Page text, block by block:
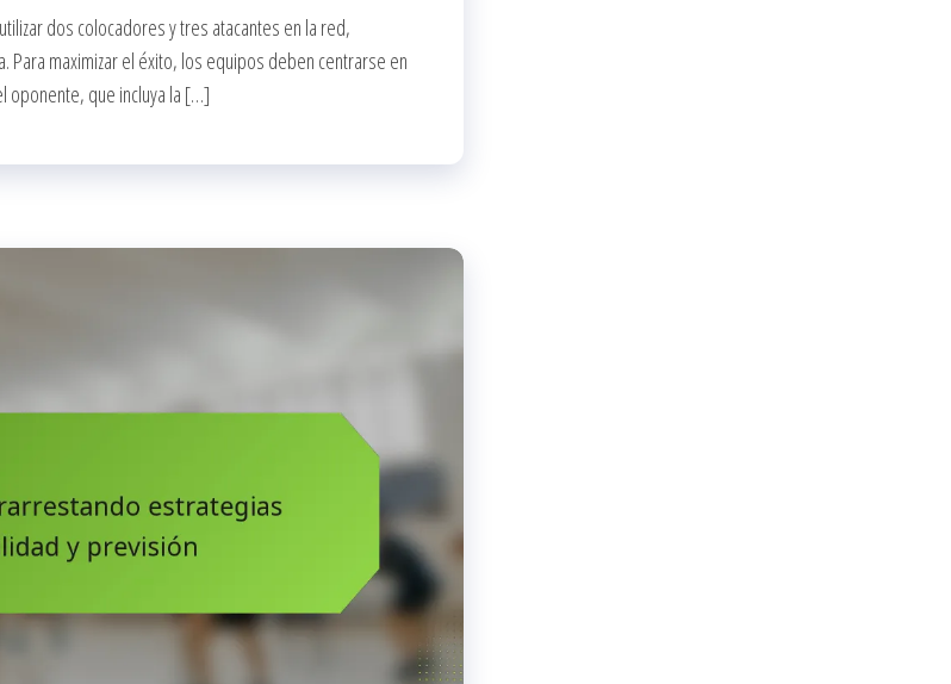
dos colocadores y tres atacantes en la red,
maximizar el éxito, los equipos deben centrarse en
oponente, que incluya la […]